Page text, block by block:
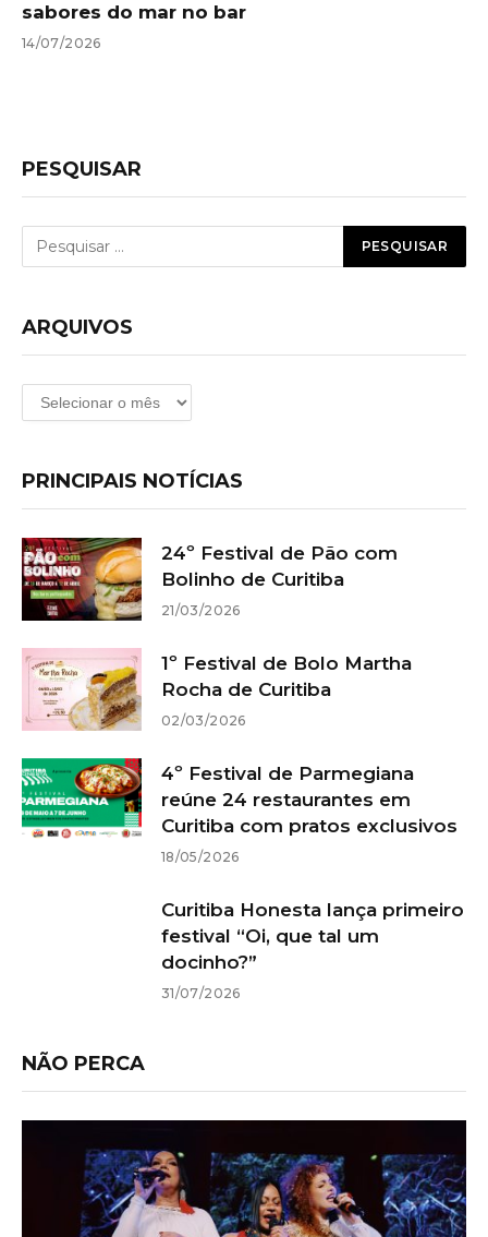
sabores do mar no bar
14/07/2026
PESQUISAR
ARQUIVOS
Arquivos
PRINCIPAIS NOTÍCIAS
24º Festival de Pão com
Bolinho de Curitiba
21/03/2026
1º Festival de Bolo Martha
Rocha de Curitiba
02/03/2026
4º Festival de Parmegiana
reúne 24 restaurantes em
Curitiba com pratos exclusivos
18/05/2026
Curitiba Honesta lança primeiro
festival “Oi, que tal um
docinho?”
31/07/2026
NÃO PERCA